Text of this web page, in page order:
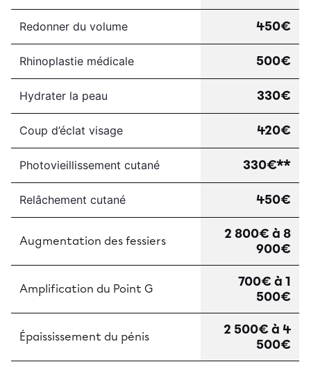
Redonner du volume 450€
Rhinoplastie médicale 500€
Hydrater la peau 330€
Coup d’éclat visage 420€
Photovieillissement cutané 330€**
Relâchement cutané 450€
Augmentation des fessiers
2 800€ à 8
900€
Amplification du Point G
700€ à 1
500€
Épaississement du pénis
2 500€ à 4
500€